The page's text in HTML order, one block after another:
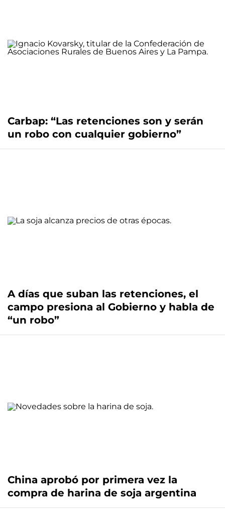
Carbap: “Las retenciones son y serán
un robo con cualquier gobierno”
A días que suban las retenciones, el
campo presiona al Gobierno y habla de
“un robo”
China aprobó por primera vez la
compra de harina de soja argentina